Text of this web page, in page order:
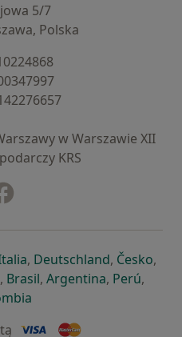
5/7
Polska
w Warszawie XII
KRS
karcie
w nowej karcie
się w nowej karcie
otwiera się w nowej
, Deutschlandotwiera się
, Česko,
karcie
się w nowej karcie
otwiera się w nowej karcie
, Brasilotwiera się w nowej
, Argentinaotwiera się
, Perú,